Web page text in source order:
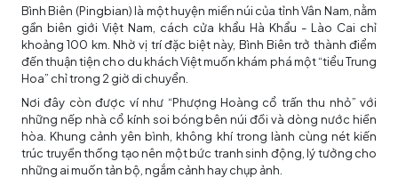
Bình Biên (Pingbian) là một huyện miền núi của tỉnh Vân Nam, nằm
gần biên giới Việt Nam, cách cửa khẩu Hà Khẩu - Lào Cai chỉ
khoảng 100 km. Nhờ vị trí đặc biệt này, Bình Biên trở thành điểm
đến thuận tiện cho du khách Việt muốn khám phá một “tiểu Trung
Hoa” chỉ trong 2 giờ di chuyển.
Nơi đây còn được ví như “Phượng Hoàng cổ trấn thu nhỏ” với
những nếp nhà cổ kính soi bóng bên núi đồi và dòng nước hiền
hòa. Khung cảnh yên bình, không khí trong lành cùng nét kiến
trúc truyền thống tạo nên một bức tranh sinh động, lý tưởng cho
những ai muốn tản bộ, ngắm cảnh hay chụp ảnh.